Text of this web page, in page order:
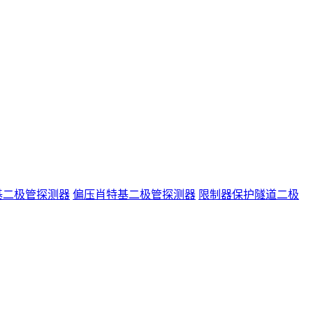
极管探测器 偏压肖特基二极管探测器 限制器保护隧道二极